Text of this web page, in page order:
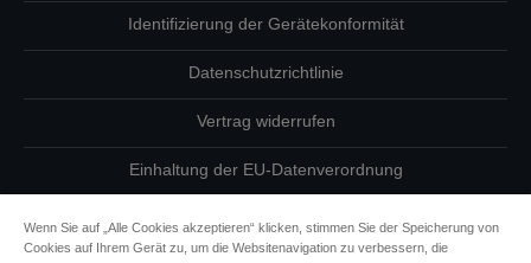
Identifizierung der Gerätekonformität
Datenschutzrichtlinie
Vertrag widerrufen
Einhaltung der EU-Datenverordnung
Wenn Sie auf „Alle Cookies akzeptieren“ klicken, stimmen Sie der Speicherung von
Cookies auf Ihrem Gerät zu, um die Websitenavigation zu verbessern, die